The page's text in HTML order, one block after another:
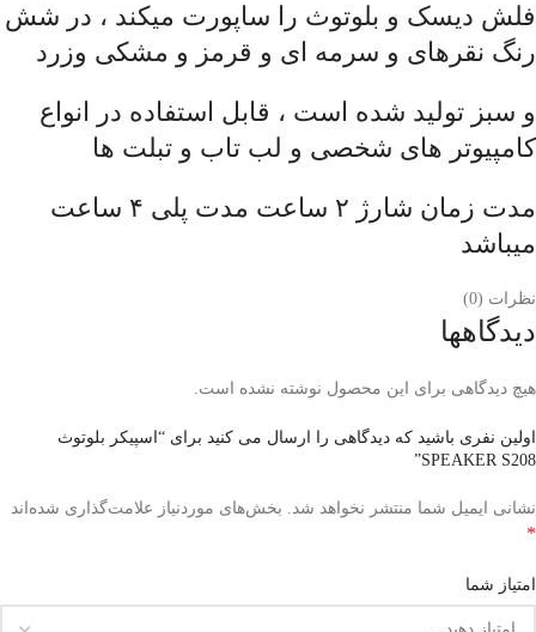
فلش دیسک و بلوتوث را ساپورت میکند ، در شش
رنگ نقرهای و سرمه ای و قرمز و مشکی وزرد
و سبز تولید شده است ، قابل استفاده در انواع
کامپیوتر های شخصی و لب تاب و تبلت ها
مدت زمان شارژ ۲ ساعت مدت پلی ۴ ساعت
میباشد
نظرات (0)
دیدگاهها
هیچ دیدگاهی برای این محصول نوشته نشده است.
اولین نفری باشید که دیدگاهی را ارسال می کنید برای “اسپیکر بلوتوث
SPEAKER S208”
نشانی ایمیل شما منتشر نخواهد شد. بخش‌های موردنیاز علامت‌گذاری شده‌اند
*
امتیاز شما